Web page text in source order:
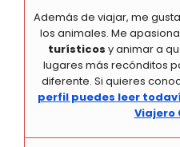
Además de viajar, me
los animales. Me
turísticos y animar a
lugares más recónditos
diferente. Si quieres
perfil puedes leer
Viajero